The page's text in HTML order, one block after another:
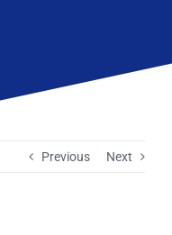
Previous Next